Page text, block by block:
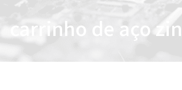
carrinho de aço